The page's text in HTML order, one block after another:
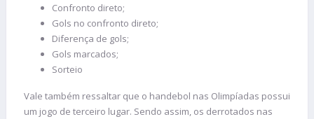
Confronto direto;
Gols no confronto direto;
Diferença de gols;
Gols marcados;
Sorteio
Vale também ressaltar que o handebol nas Olimpíadas possui
um jogo de terceiro lugar. Sendo assim, os derrotados nas